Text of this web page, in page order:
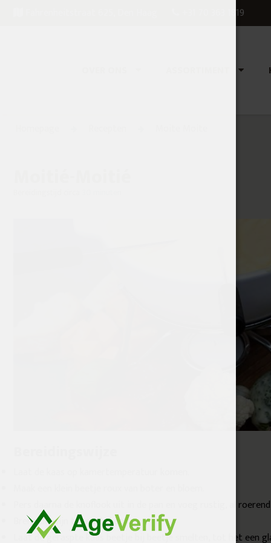
+31 70 363 1819
Pers daarna de knoflook uit in de pan en voeg rustig, al
Breng de wijn tegen de kook.
Laat de geraspte kaas beetje bij beetje smelten, tot het een